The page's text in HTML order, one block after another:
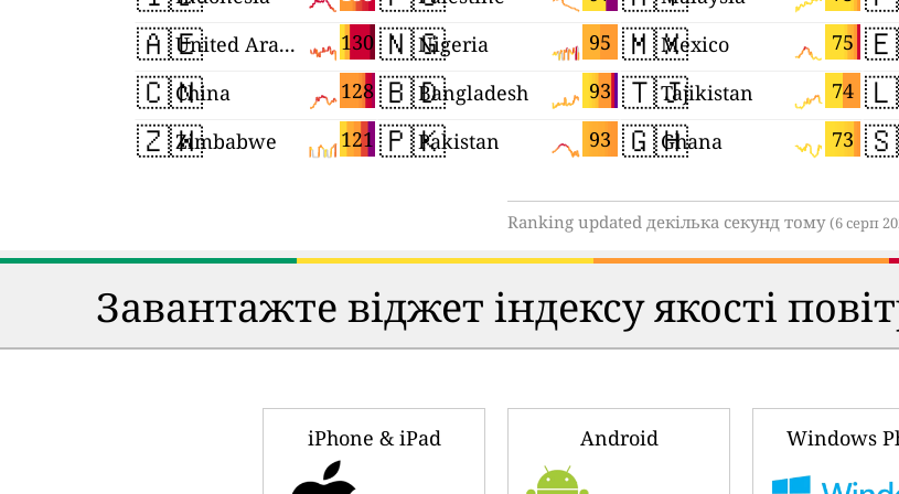
🇦🇪 130
United Arab Emirates
🇨🇳 128
China
🇿🇼 121
Zimbabwe
🇳🇬 95
Nigeria
🇧🇩 93
Bangladesh
🇵🇰 93
Pakistan
🇲🇽 75
Mexico
🇹🇯 74
Tajikistan
🇬🇭 73
Ghana
Ranking updated декілька секунд тому(6 серп
Завантажте віджет індексу якості
iPhone & iPad Android Windows